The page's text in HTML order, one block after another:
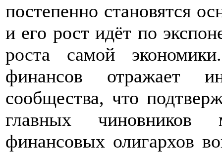
постепенно становятся
и его рост идёт по
роста самой
финансов отражает
сообщества, что
главных чиновников
финансовых олигархов